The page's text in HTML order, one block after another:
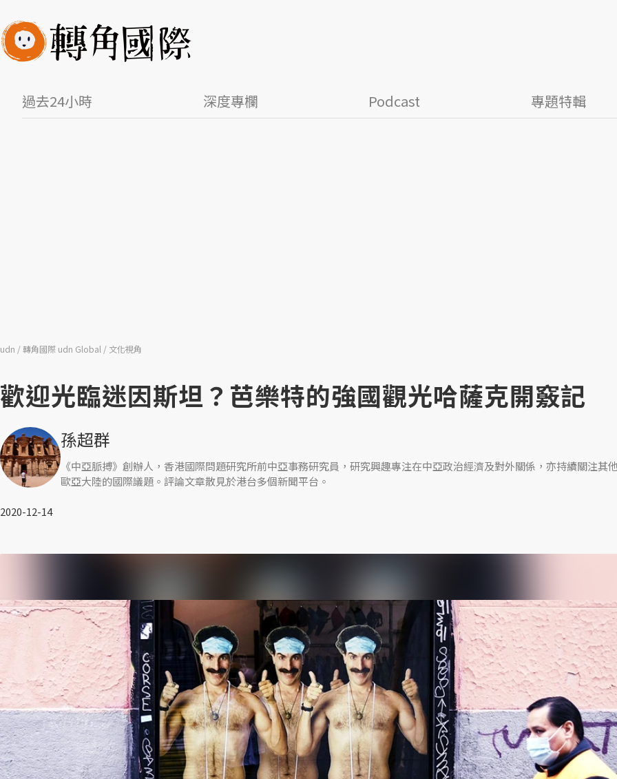
過去24小時 深度專欄 Podcast 專題特輯
udn 轉角國際 udn Global 文化視角
歡迎光臨迷因斯坦？芭樂特的強國觀光哈薩克開竅記
孫超群
《中亞脈搏》創辦人，香港國際問題研究所前中亞事務研究員，研究興趣專注在中亞政治經濟及對外關係，亦持續關注其
歐亞大陸的國際議題。評論文章散見於港台多個新聞平台。
2020-12-14